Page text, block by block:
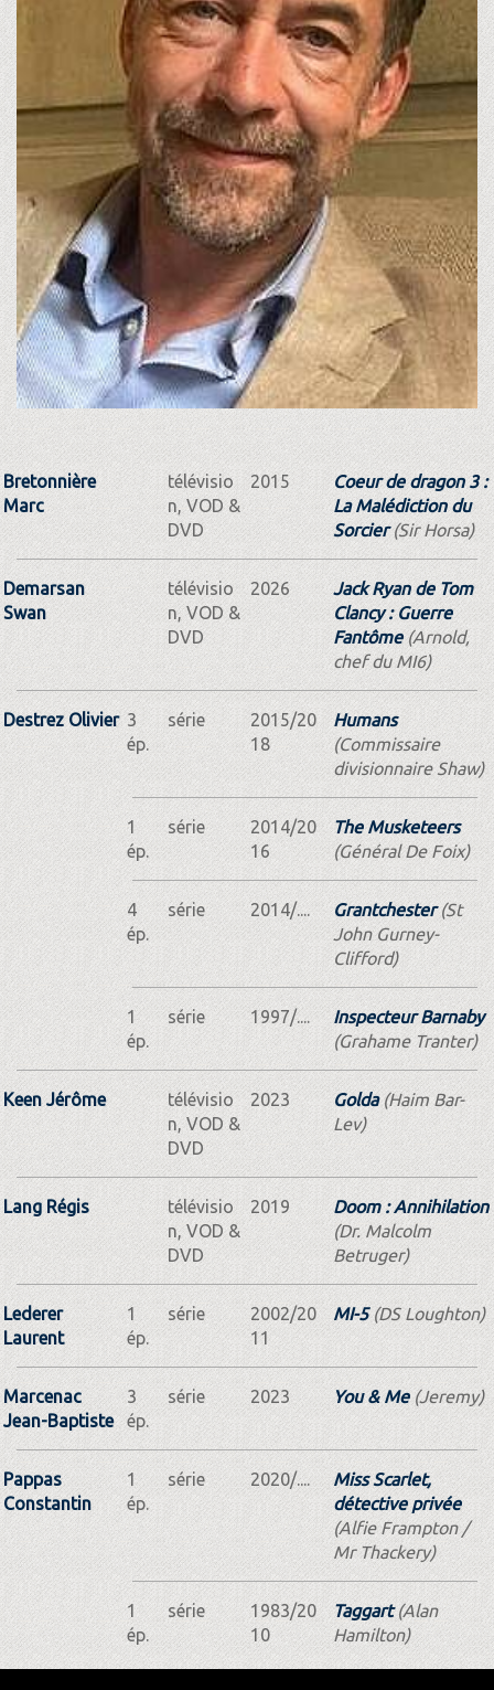
Bretonnière
Marc
télévisio
n, VOD &
DVD
2015
Coeur de dragon 3 :
La Malédiction du
Sorcier(Sir Horsa)
Demarsan
Swan
télévisio
n, VOD &
DVD
2026
Jack Ryan de Tom
Clancy : Guerre
Fantôme(Arnold,
chef du MI6)
Destrez Olivier 3
ép.
série
2015/20
18
Humans
(Commissaire
divisionnaire Shaw)
1
ép.
série
2014/20
16
The Musketeers
(Général De Foix)
4
ép.
série 2014/.... Grantchester(St
John Gurney-
Clifford)
1
ép.
série 1997/....
Inspecteur Barnaby
(Grahame Tranter)
Keen Jérôme
télévisio
n, VOD &
DVD
2023 Golda(Haim Bar-
Lev)
Lang Régis
télévisio
n, VOD &
DVD
2019
Doom : Annihilation
(Dr. Malcolm
Betruger)
Lederer
Laurent
1
ép.
série
2002/20
11
MI-5(DS Loughton)
Marcenac
Jean-Baptiste
3
ép.
série 2023 You & Me(Jeremy)
Pappas
Constantin
1
ép.
série 2020/....
Miss Scarlet,
détective privée
(Alfie Frampton /
Mr Thackery)
1
ép.
série
1983/20
10
Taggart(Alan
Hamilton)